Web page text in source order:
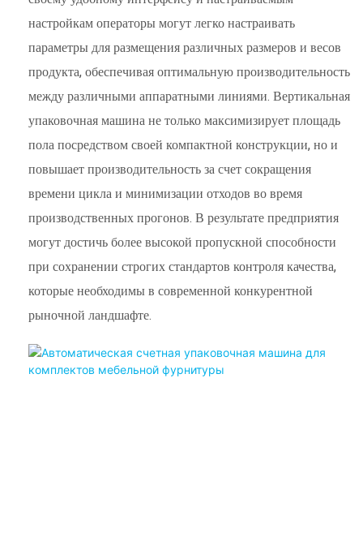
настройкам операторы могут легко настраивать
параметры для размещения различных размеров и весов
продукта, обеспечивая оптимальную производительность
между различными аппаратными линиями. Вертикальная
упаковочная машина не только максимизирует площадь
пола посредством своей компактной конструкции, но и
повышает производительность за счет сокращения
времени цикла и минимизации отходов во время
производственных прогонов. В результате предприятия
могут достичь более высокой пропускной способности
при сохранении строгих стандартов контроля качества,
которые необходимы в современной конкурентной
рыночной ландшафте.